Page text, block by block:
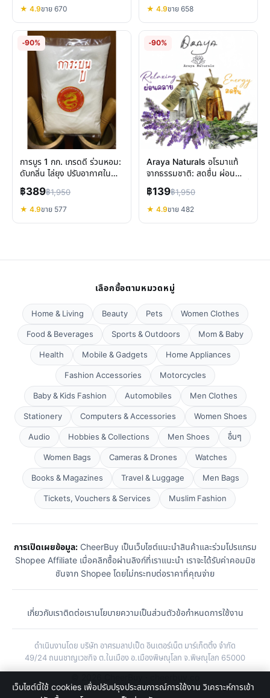
★ 4.9ขาย 670 ★ 4.9ขาย 658
-90%
การบูร 1 กก. เกรดดี ร่วนหอม:
ดับกลิ่น ไล่ยุง ปรับอากาศใน
บ้าน
฿389฿1,950
★ 4.9ขาย 577
-90%
Araya Naturals อโรมาแท้
จากธรรมชาติ: สดชื่น ผ่อน
คลาย คลายไมเกรน เลือกสูตรที่
ใช่
฿139฿1,950
★ 4.9ขาย 482
เลือกซื้อตามหมวดหมู่
Home & Living Beauty Pets
Women Clothes
Food & Beverages
Sports & Outdoors
Mom & Baby
Health
Mobile & Gadgets
Home Appliances
Fashion Accessories
Motorcycles
Baby & Kids Fashion
Automobiles
Men Clothes
Stationery
Computers & Accessories
Women Shoes
Audio
Hobbies & Collections Men Shoes
อื่นๆ
Women Bags
Cameras & Drones
Watches
Books & Magazines
Travel & Luggage
Men Bags
Tickets, Vouchers & Services
Muslim Fashion
การเปิดเผยข้อมูล:CheerBuy เป็นเว็บไซต์แนะนำสินค้าและร่วมโปรแกรม
Shopee Affiliate เมื่อคลิกซื้อผ่านลิงก์ที่เราแนะนำ เราจะได้รับค่าคอมมิช
ชันจาก Shopee โดยไม่กระทบต่อราคาที่คุณจ่าย
เกี่ยวกับเราติดต่อเรานโยบายความเป็นส่วนตัวข้อกำหนดการใช้งาน
ดำเนินงานโดย บริษัท อาศรมลาปเป็ด อินเตอร์เน็ต มาร์เก็ตติ้ง จำกัด
49/24 ถนนชาญเวชกิจ ต.ในเมือง อ.เมืองพิษณุโลก จ.พิษณุโลก 65000
เว็บไซต์นี้ใช้ cookies เพื่อปรับปรุงประสบการณ์การใช้งาน วิเคราะห์การเข้า